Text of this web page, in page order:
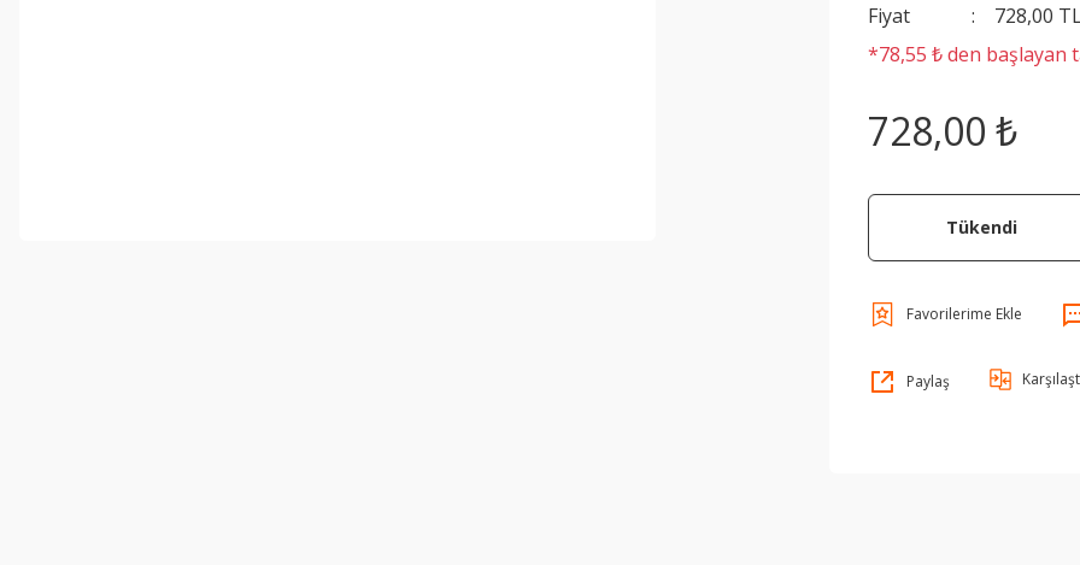
Fiyat
728,00
*78,55 ₺ den başlayan
728,00 ₺
Tükendi
Paylaş